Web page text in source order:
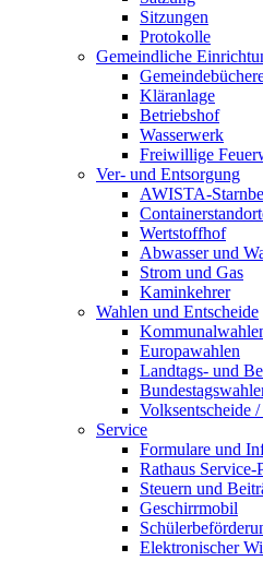
Sitzungen
Protokolle
Gemeindliche
Kläranlage
Betriebshof
Wasserwerk
Freiwillige
Ver- und Entsorgung
AWISTA-
Wertstoffhof
Abwasser und
Strom und Gas
Kaminkehrer
Wahlen und Entscheide
Europawahlen
Landtags- und
Volksentscheide
Service
Formulare und
Rathaus Service-
Steuern und
Geschirrmobil
Elektronischer